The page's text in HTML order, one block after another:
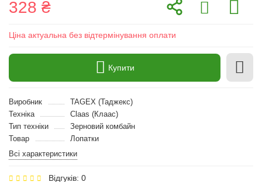
328 ₴
Ціна актуальна без відтермінування оплати
Купити
Виробник
TAGEX (Таджекс)
Техніка
Claas (Клаас)
Тип техніки
Зерновий комбайн
Товар
Лопатки
Всі характеристики
Відгуків: 0